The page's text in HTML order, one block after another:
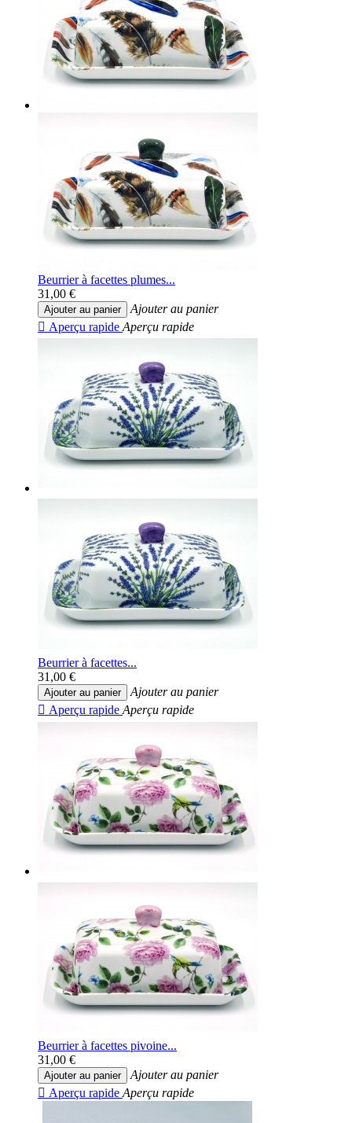
Beurrier à facettes plumes...
31,00 €
Ajouter au panier
Ajouter au panier
 Aperçu rapide Aperçu rapide
Beurrier à facettes...
31,00 €
Ajouter au panier
Ajouter au panier
 Aperçu rapide Aperçu rapide
Beurrier à facettes pivoine...
31,00 €
Ajouter au panier
Ajouter au panier
 Aperçu rapide Aperçu rapide